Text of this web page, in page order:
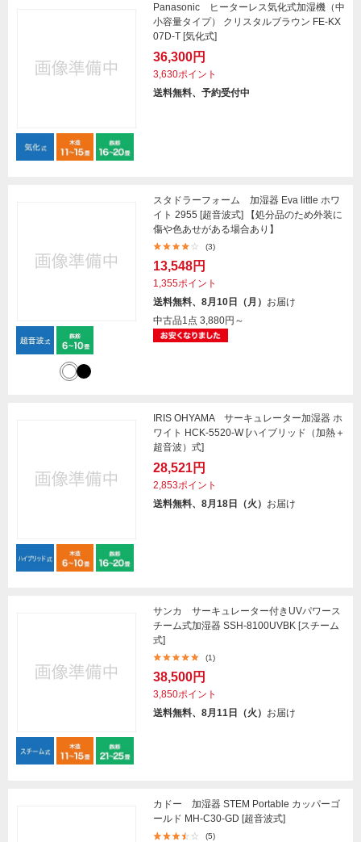
Panasonic ヒーターレス気化式加湿機（中
小容量タイプ） クリスタルブラウン FE-KX
07D-T [気化式]
36,300円
3,630ポイント
送料無料、予約受付中
スタドラーフォーム 加湿器 Eva little ホワ
イト 2955 [超音波式] 【処分品のため外装に
傷や色あせがある場合あり】
(3)
13,548円
1,355ポイント
送料無料、8月10日（月） お届け
中古品1点 3,880円～
IRIS OHYAMA サーキュレーター加湿器 ホ
ワイト HCK-5520-W [ハイブリッド（加熱＋
超音波）式]
28,521円
2,853ポイント
送料無料、8月18日（火） お届け
サンカ サーキュレーター付きUVパワース
チーム式加湿器 SSH-8100UVBK [スチーム
式]
(1)
38,500円
3,850ポイント
送料無料、8月11日（火） お届け
カドー 加湿器 STEM Portable カッパーゴ
ールド MH-C30-GD [超音波式]
(5)